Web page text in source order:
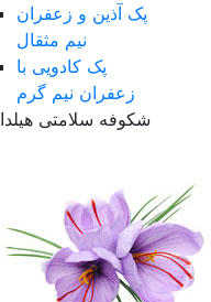
پک آذین و زعفران
نیم مثقال
پک کادویی با
زعفران نیم گرم
شکوفه سلامتی هیلدا